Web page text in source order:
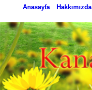
Anasayfa Hakkımızda